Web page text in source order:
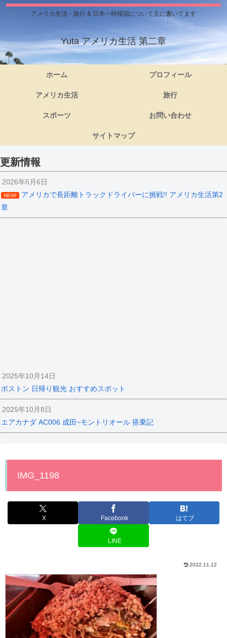
アメリカ生活・旅行 & 日本一時帰国について主に書いてます
Yuta アメリカ生活 第二章
ホーム プロフィール
アメリカ生活 旅行
スポーツ お問い合わせ
サイトマップ
更新情報
2026年5月6日
NEW!
アメリカで長距離トラックドライバーに挑戦!! アメリカ生活第2
章
2025年10月14日
ボストン 日帰り観光 おすすめスポット
2025年10月8日
エアカナダ AC006 成田~モントリオール 搭乗記
IMG_1198
X Facebook はてブ
LINE
2022.11.12